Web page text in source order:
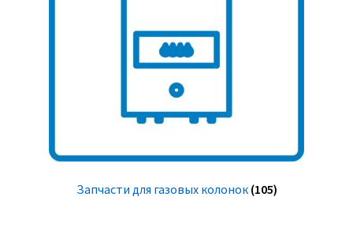
Запчасти для газовых колонок (105)